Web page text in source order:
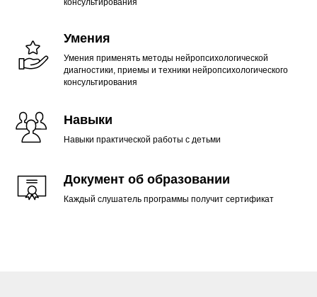
консультирования
Умения
Умения применять методы нейропсихологической
диагностики, приемы и техники нейропсихологического
консультирования
Навыки
Навыки практической работы с детьми
Документ об образовании
Каждый слушатель программы получит сертификат